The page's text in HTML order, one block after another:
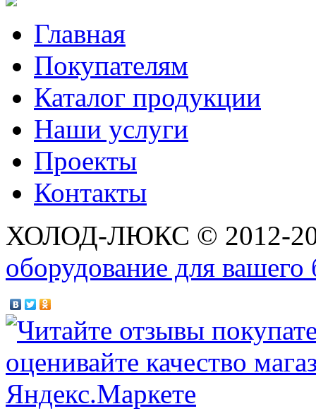
Главная
Покупателям
Каталог продукции
Наши услуги
Проекты
Контакты
ХОЛОД-ЛЮКС © 2012-
оборудование для вашего